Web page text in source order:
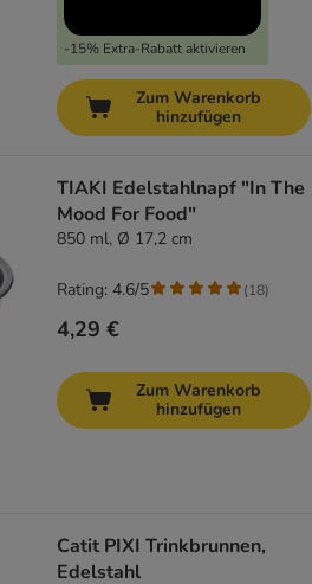
-15% Extra-Rabatt aktivieren
Zum Warenkorb
hinzufügen
TIAKI Edelstahlnapf "In The
Mood For Food"
850 ml, Ø 17,2 cm
4,29 €
Rating: 4.6/5 (18)
Zum Warenkorb
hinzufügen
Catit PIXI Trinkbrunnen,
Edelstahl